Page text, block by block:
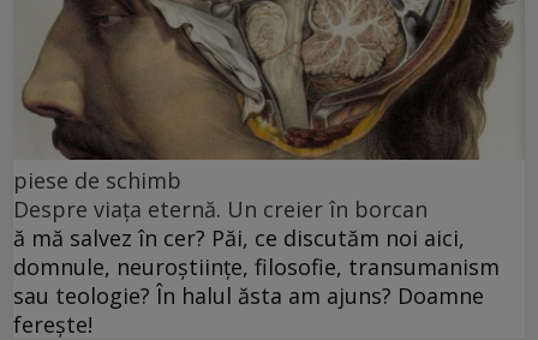
piese de schimb
Despre viața eternă. Un creier în borcan
ă mă salvez în cer? Păi, ce discutăm noi aici,
domnule, neuroștiințe, filosofie, transumanism
sau teologie? În halul ăsta am ajuns? Doamne
ferește!